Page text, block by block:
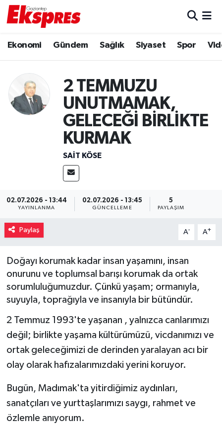
Ekonomi Gündem Sağlık Siyaset Spor
2 TEMMUZU
UNUTMAMAK,
GELECEĞİ BİRLİKTE
KURMAK
SAIT KÖSE
02.07.2026 - 13:44
YAYINLANMA
02.07.2026 - 13:45
GÜNCELLEME
5
PAYLAŞIM
Paylaş A- A+
Doğayı korumak kadar insan yaşamını, insan
onurunu ve toplumsal barışı korumak da ortak
sorumluluğumuzdur. Çünkü yaşam; ormanıyla,
suyuyla, toprağıyla ve insanıyla bir bütündür.
2 Temmuz 1993'te yaşanan , yalnızca canlarımızı
değil; birlikte yaşama kültürümüzü, vicdanımızı ve
ortak geleceğimizi de derinden yaralayan acı bir
olay olarak hafızalarımızdaki yerini koruyor.
Bugün, Madımak'ta yitirdiğimiz aydınları,
sanatçıları ve yurttaşlarımızı saygı, rahmet ve
özlemle anıyorum.
Ekonomi
Gaziantep son dakika
Genel
Haberler
Müzik
Piyasa
Resmi İlanlar
Sağlık
Sinemalar
Siyaset
Spor
Teknoloji
Trafik Durumu
Puan Durumu ve Fikstür
Tüm Manşetler
Son Dakika Haberleri
Haber Arşivi